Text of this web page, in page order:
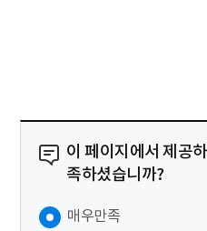
이 페이지에서 제공
족하셨습니까?
매우만족